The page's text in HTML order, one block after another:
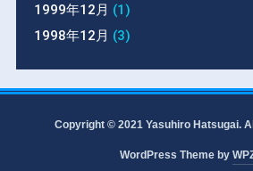
1999年12月 (1)
1998年12月 (3)
Copyright © 2021 Yasuhiro Hatsugai.
WordPress Theme by